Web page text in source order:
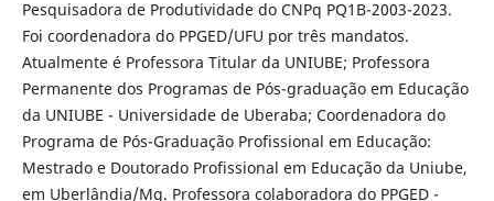
Pesquisadora de Produtividade do CNPq PQ1B-2003-2023.
Foi coordenadora do PPGED/UFU por três mandatos.
Atualmente é Professora Titular da UNIUBE; Professora
Permanente dos Programas de Pós-graduação em Educação
da UNIUBE - Universidade de Uberaba; Coordenadora do
Programa de Pós-Graduação Profissional em Educação:
Mestrado e Doutorado Profissional em Educação da Uniube,
em Uberlândia/Mg. Professora colaboradora do PPGED -